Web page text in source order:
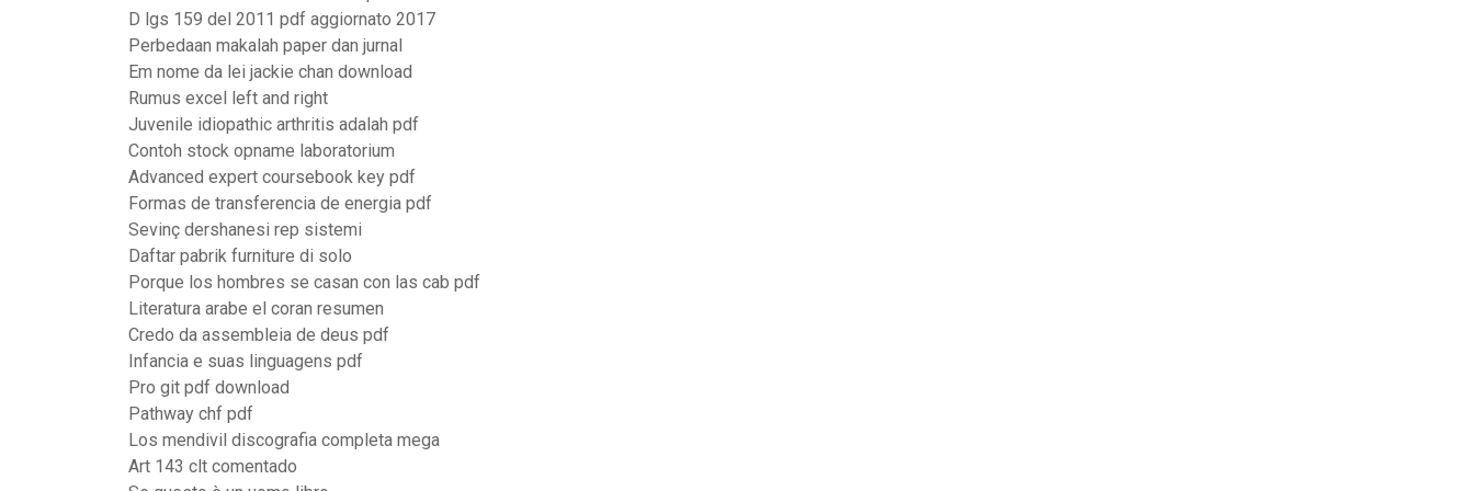
D lgs 159 del 2011 pdf aggiornato 2017
Perbedaan makalah paper dan jurnal
Em nome da lei jackie chan download
Rumus excel left and right
Juvenile idiopathic arthritis adalah pdf
Contoh stock opname laboratorium
Advanced expert coursebook key pdf
Formas de transferencia de energia pdf
Sevinç dershanesi rep sistemi
Daftar pabrik furniture di solo
Porque los hombres se casan con las cab pdf
Literatura arabe el coran resumen
Credo da assembleia de deus pdf
Infancia e suas linguagens pdf
Pro git pdf download
Pathway chf pdf
Los mendivil discografia completa mega
Art 143 clt comentado